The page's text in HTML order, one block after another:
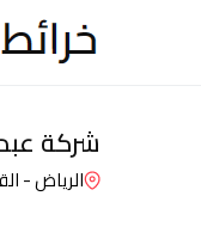
شركة
الرياض -